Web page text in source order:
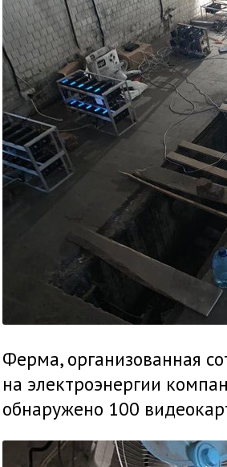
Ферма, организованная
на электроэнергии
обнаружено 100